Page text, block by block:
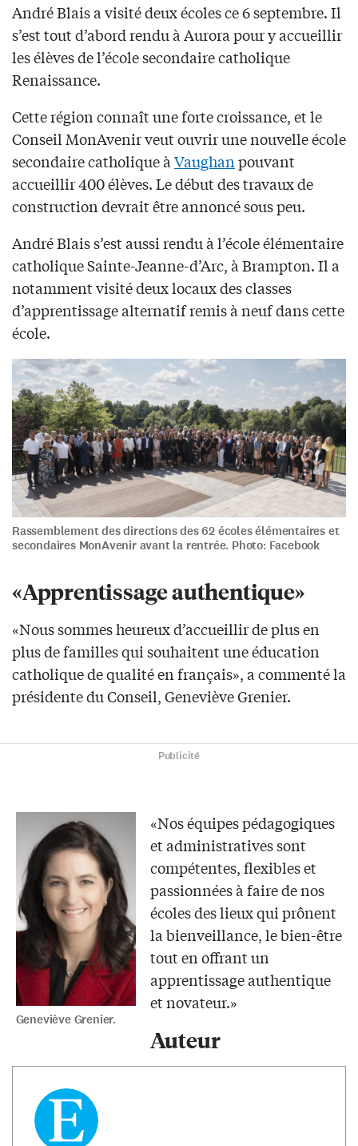
André Blais a visité deux écoles ce 6 septembre. Il
s’est tout d’abord rendu à Aurora pour y accueillir
les élèves de l’école secondaire catholique
Renaissance.
Cette région connaît une forte croissance, et le
Conseil MonAvenir veut ouvrir une nouvelle école
secondaire catholique à Vaughanpouvant
accueillir 400 élèves. Le début des travaux de
construction devrait être annoncé sous peu.
André Blais s’est aussi rendu à l’école élémentaire
catholique Sainte-Jeanne-d’Arc, à Brampton. Il a
notamment visité deux locaux des classes
d’apprentissage alternatif remis à neuf dans cette
école.
Rassemblement des directions des 62 écoles élémentaires et
secondaires MonAvenir avant la rentrée. Photo: Facebook
«Apprentissage authentique»
«Nous sommes heureux d’accueillir de plus en
plus de familles qui souhaitent une éducation
catholique de qualité en français», a commenté la
présidente du Conseil, Geneviève Grenier.
Publicité
Geneviève Grenier.
«Nos équipes pédagogiques
et administratives sont
compétentes, flexibles et
passionnées à faire de nos
écoles des lieux qui prônent
la bienveillance, le bien-être
tout en offrant un
apprentissage authentique
et novateur.»
Auteur